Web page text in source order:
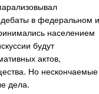
в федеральном и
населением
будут
актов,
Но нескончаемые
дела.